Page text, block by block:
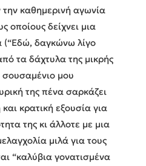
καθημερινή αγωνία
οποίους δείχνει μια
(“Εδώ, δαγκώνω λίγο
τα δάχτυλα της μικρής
μου
της πένα σαρκάζει
κρατική εξουσία για
της κι άλλοτε με μια
μιλά για τους
“καλύβια γονατισμένα